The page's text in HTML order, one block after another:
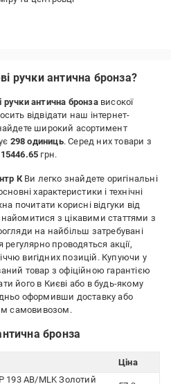
ручки антична бронза?
ручки антична бронзависокої
відвідати наш інтернет-
широкий асортимент
298 одиниць. Серед них товари з
грн.
КВи легко знайдете оригінальні
характеристики і технічні
почитати корисні відгуки від
з цікавими статтями з
на найбільш затребувані
проводяться акції,
вигідних позицій. Купуючи у
товар з офіційною гарантією
його в Києві або в будь-якому
оформивши доставку або
самовивозом.
бронза
Ціна
193 AB/MLK Золотий